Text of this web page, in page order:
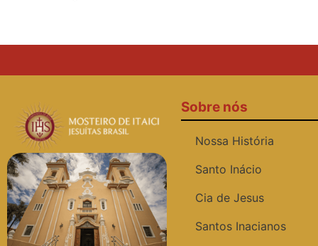
Sobre nós
Nossa História
Santo Inácio
Cia de Jesus
Santos Inacianos